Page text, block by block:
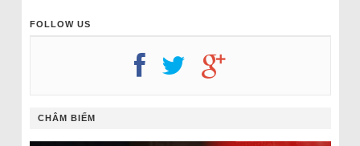
FOLLOW US
CHÂM BIẾM